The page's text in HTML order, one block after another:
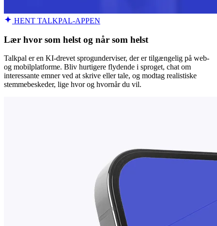
HENT TALKPAL-APPEN
Lær hvor som helst og når som helst
Talkpal er en KI-drevet sprogunderviser, der er tilgængelig på web-
og mobilplatforme. Bliv hurtigere flydende i sproget, chat om
interessante emner ved at skrive eller tale, og modtag realistiske
stemmebeskeder, lige hvor og hvornår du vil.